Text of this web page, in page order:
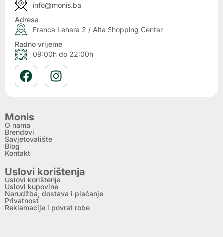
info@monis.ba
Adresa
Franca Lehara 2 / Alta Shopping Centar
Radno vrijeme
09:00h do 22:00h
Monis
O nama
Brendovi
Savjetovalište
Blog
Kontakt
Uslovi korištenja
Uslovi korištenja
Uslovi kupovine
Narudžba, dostava i plaćanje
Privatnost
Reklamacije i povrat robe